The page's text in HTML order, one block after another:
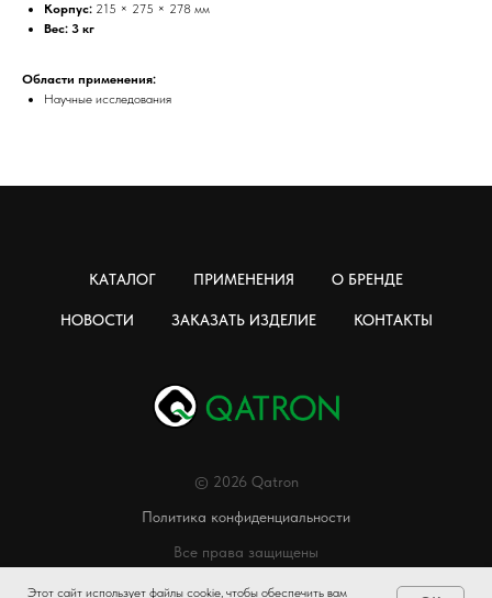
Корпус: 215 × 275 × 278 мм
Вес: 3 кг
Области применения:
Научные исследования
Этот сайт использует файлы cookie, чтобы обеспечить вам
КАТАЛОГ ПРИМЕНЕНИЯ О БРЕНДЕ
НОВОСТИ ЗАКАЗАТЬ ИЗДЕЛИЕ КОНТАКТЫ
© 2026 Qatron
Политика конфиденциальности
Все права защищены